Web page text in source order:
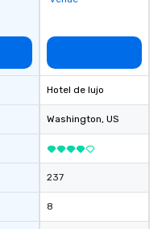
Hotel de lujo
Washington, US
237
8